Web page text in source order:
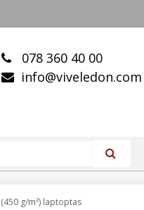
078 360 40 00
info@viveledon.com
g/m²) laptoptas